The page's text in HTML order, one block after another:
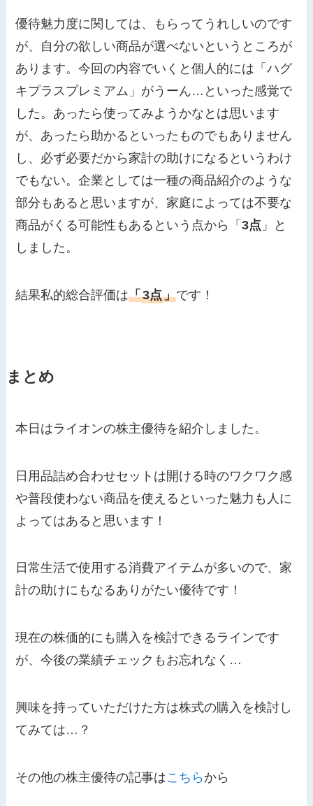
優待魅力度に関しては、もらってうれしいのです
が、自分の欲しい商品が選べないというところが
あります。今回の内容でいくと個人的には「ハグ
キプラスプレミアム」がうーん…といった感覚で
した。あったら使ってみようかなとは思います
が、あったら助かるといったものでもありません
し、必ず必要だから家計の助けになるというわけ
でもない。企業としては一種の商品紹介のような
部分もあると思いますが、家庭によっては不要な
商品がくる可能性もあるという点から「3点 」と
しました。
結果私的総合評価は「3点」です！
まとめ
本日はライオンの株主優待を紹介しました。
日用品詰め合わせセットは開ける時のワクワク感
や普段使わない商品を使えるといった魅力も人に
よってはあると思います！
日常生活で使用する消費アイテムが多いので、家
計の助けにもなるありがたい優待です！
現在の株価的にも購入を検討できるラインです
が、今後の業績チェックもお忘れなく…
興味を持っていただけた方は株式の購入を検討し
てみては…？
その他の株主優待の記事はこちら から